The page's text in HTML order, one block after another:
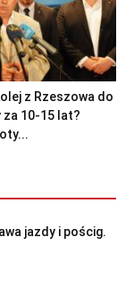
z Rzeszowa do
za 10-15 lat?
jazdy i pościg.